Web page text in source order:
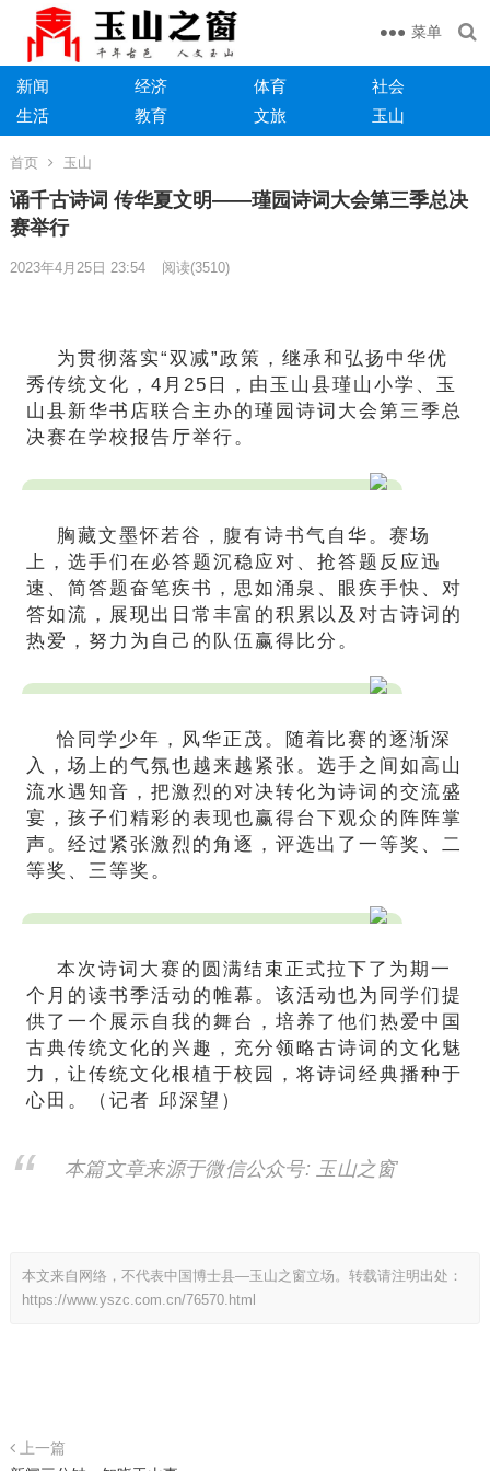
菜单
新闻 经济 体育
社会
生活
教育 文旅 玉山
首页 玉山
诵千古诗词 传华夏文明——瑾园诗词大会第三季总决
赛举行
2023年4月25日 23:54 阅读(3510)
为贯彻落实“双减”政策，继承和弘扬中华优
秀传统文化，4月25日，由玉山县瑾山小学、玉
山县新华书店联合主办的瑾园诗词大会第三季总
决赛在学校报告厅举行。
胸藏文墨怀若谷，腹有诗书气自华。赛场
上，选手们在必答题沉稳应对、抢答题反应迅
速、简答题奋笔疾书，思如涌泉、眼疾手快、对
答如流，展现出日常丰富的积累以及对古诗词的
热爱，努力为自己的队伍赢得比分。
恰同学少年，风华正茂。随着比赛的逐渐深
入，场上的气氛也越来越紧张。选手之间如高山
流水遇知音，把激烈的对决转化为诗词的交流盛
宴，孩子们精彩的表现也赢得台下观众的阵阵掌
声。经过紧张激烈的角逐，评选出了一等奖、二
等奖、三等奖。
本次诗词大赛的圆满结束正式拉下了为期一
个月的读书季活动的帷幕。该活动也为同学们提
供了一个展示自我的舞台，培养了他们热爱中国
古典传统文化的兴趣，充分领略古诗词的文化魅
力，让传统文化根植于校园，将诗词经典播种于
心田。（记者 邱深望）
本篇文章来源于微信公众号: 玉山之窗
本文来自网络，不代表中国博士县—玉山之窗立场。转载请注明出处：
https://www.yszc.com.cn/76570.html
上一篇